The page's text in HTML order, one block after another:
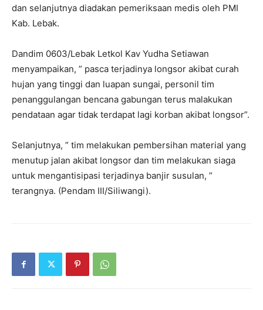
dan selanjutnya diadakan pemeriksaan medis oleh PMI
Kab. Lebak.
Dandim 0603/Lebak Letkol Kav Yudha Setiawan
menyampaikan, ” pasca terjadinya longsor akibat curah
hujan yang tinggi dan luapan sungai, personil tim
penanggulangan bencana gabungan terus malakukan
pendataan agar tidak terdapat lagi korban akibat longsor”.
Selanjutnya, ” tim melakukan pembersihan material yang
menutup jalan akibat longsor dan tim melakukan siaga
untuk mengantisipasi terjadinya banjir susulan, ”
terangnya. (Pendam III/Siliwangi).